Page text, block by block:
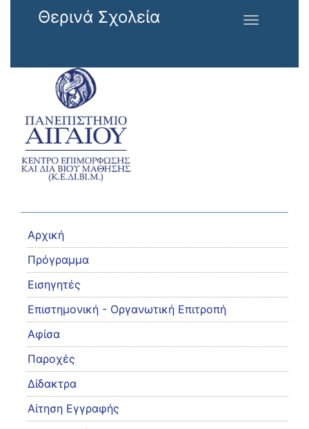
Παράκαμψη προς το κυρίως περιεχόμενο
Θερινά Σχολεία
Toggle
Αρχική
Πρόγραμμα
Εισηγητές
Eπιστημονική - Οργανωτική Επιτροπή
Αφίσα
Παροχές
Δίδακτρα
Αίτηση Εγγραφής